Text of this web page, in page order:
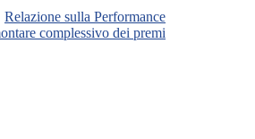
Relazione sulla Performance
complessivo dei premi